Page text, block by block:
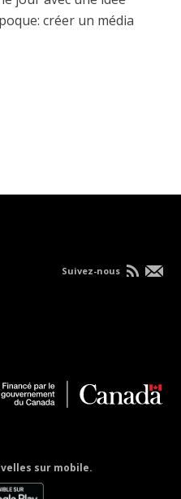
créer un média
sur mobile.
Suivez-nous